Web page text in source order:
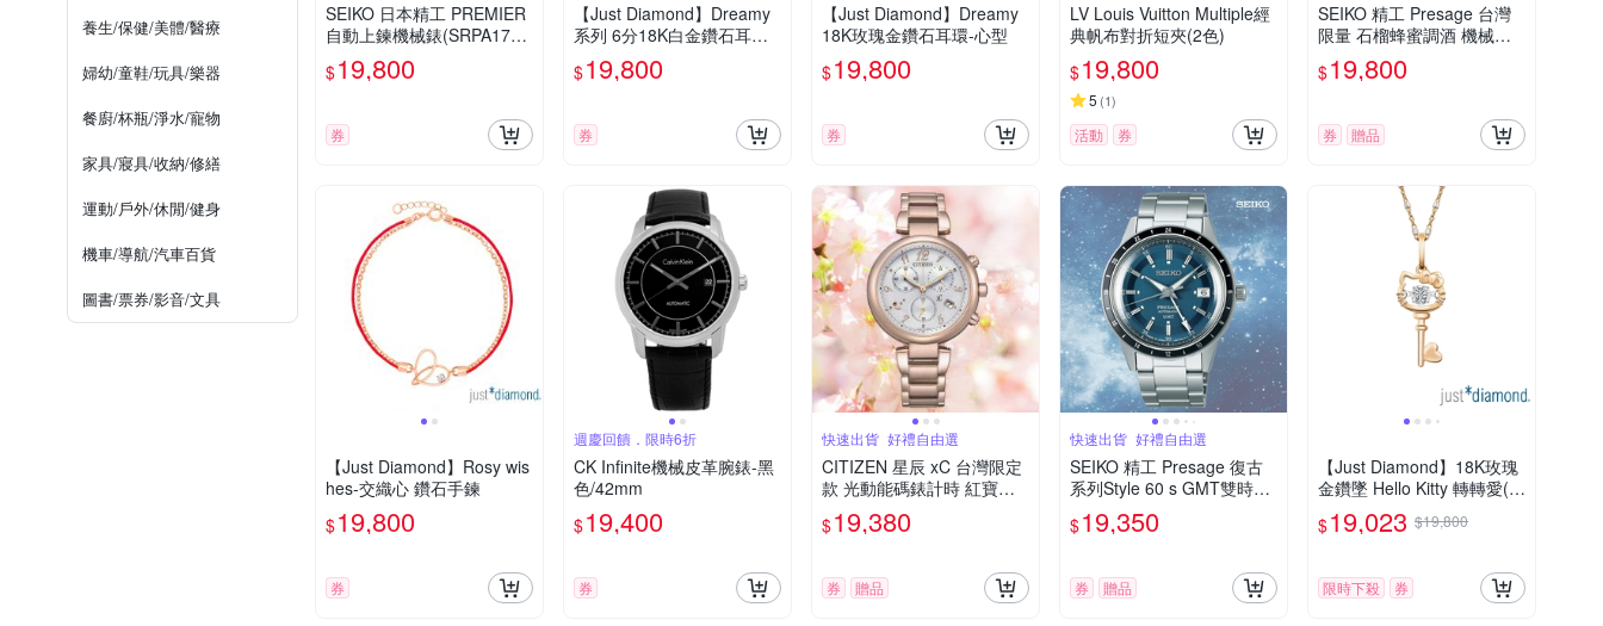
養生/保健/美體/醫療
婦幼/童鞋/玩具/樂器
餐廚/杯瓶/淨水/寵物
家具/寢具/收納/修繕
運動/戶外/休閒/健身
機車/導航/汽車百貨
圖書/票券/影音/文具
SEIKO 日本精工 PREMIER
自動上鍊機械錶(SRPA17J
1)白/41mm
$19,800
券
【Just Diamond】Dreamy
系列 6分18K白金鑽石耳環-
花蕾
$19,800
券
【Just Diamond】Dreamy
18K玫瑰金鑽石耳環-心型
$19,800
券
LV Louis Vuitton Multiple經
典帆布對折短夾(2色)
$19,800
5 (1)
活動 券
SEIKO 精工 Presage 台灣
限量 石榴蜂蜜調酒 機械錶
送禮 禮物推薦_SK028 SRP
L21J1/4R35-01T0R
$19,800
券 贈品
【Just Diamond】Rosy wis
hes-交織心 鑽石手鍊
$19,800
券
週慶回饋．限時6折
CK Infinite機械皮革腕錶-黑
色/42mm
$19,400
券
快速出貨_好禮自由選
CITIZEN 星辰 xC 台灣限定
款 光動能碼錶計時 紅寶石
女錶 送禮 禮物 推薦 FB145
6-65B
$19,380
券 贈品
快速出貨_好禮自由選
SEIKO 精工 Presage 復古
系列Style 60 s GMT雙時區
機械錶-藍 SSK009J1/4R34-
00B0B 送禮 禮物推薦_SK0
$19,350
券 贈品
【Just Diamond】18K玫瑰
金鑽墜 Hello Kitty 轉轉愛(不
含鍊)
$19,023 $19,800
限時下殺 券